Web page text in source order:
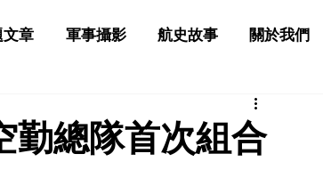
總隊首次組合
文章 軍事攝影 航史故事 關於我們